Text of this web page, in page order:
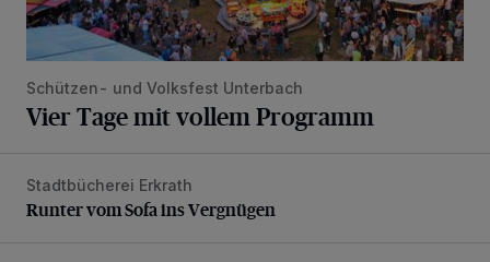
Schützen- und Volksfest Unterbach
Vier Tage mit vollem Programm
Runter vom Sofa ins Vergnügen
Stadtbücherei Erkrath
Runter vom Sofa ins Vergnügen